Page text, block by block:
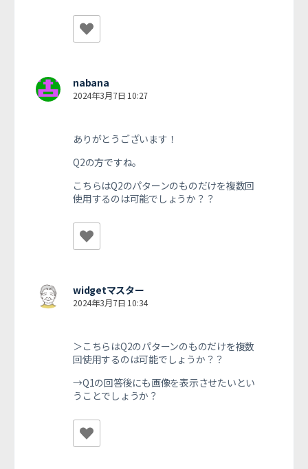
nabana
2024年3月7日 10:27
ありがとうございます！
Q2の方ですね。
こちらはQ2のパターンのものだけを複数回
使用するのは可能でしょうか？？
widgetマスター
2024年3月7日 10:34
＞こちらはQ2のパターンのものだけを複数
回使用するのは可能でしょうか？？
→Q1の回答後にも画像を表示させたいとい
うことでしょうか？